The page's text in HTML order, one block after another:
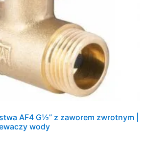
AF4 G½” z zaworem zwrotnym |
wody